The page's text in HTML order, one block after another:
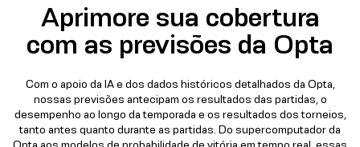
Aprimore sua cobertura
com as previsões da Opta
Com o apoio da IA e dos dados históricos detalhados da Opta,
nossas previsões antecipam os resultados das partidas, o
desempenho ao longo da temporada e os resultados dos torneios,
tanto antes quanto durante as partidas. Do supercomputador da